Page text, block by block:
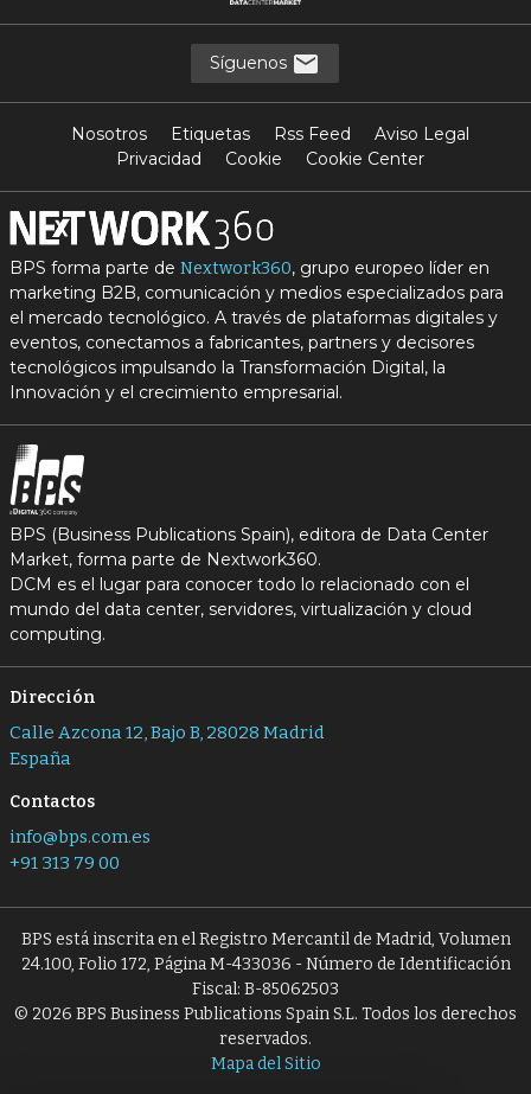
Síguenos
Nosotros Etiquetas Rss Feed
Aviso Legal
Privacidad
Cookie Cookie Center
BPS forma parte de Nextwork360, grupo europeo líder en
marketing B2B, comunicación y medios especializados para
el mercado tecnológico. A través de plataformas digitales y
eventos, conectamos a fabricantes, partners y decisores
tecnológicos impulsando la Transformación Digital, la
Innovación y el crecimiento empresarial.
BPS (Business Publications Spain), editora de Data Center
Market, forma parte de Nextwork360.
DCM es el lugar para conocer todo lo relacionado con el
mundo del data center, servidores, virtualización y cloud
computing.
Dirección
Calle Azcona 12, Bajo B, 28028 Madrid
España
Contactos
info@bps.com.es
+91 313 79 00
BPS está inscrita en el Registro Mercantil de Madrid, Volumen
24.100, Folio 172, Página M-433036 - Número de Identificación
Fiscal: B-85062503
© 2026 BPS Business Publications Spain S.L. Todos los derechos
reservados.
Mapa del Sitio